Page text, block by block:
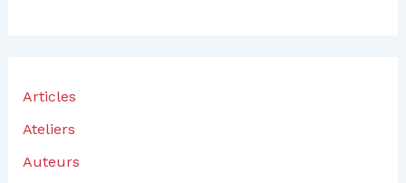
a
r
e
Articles
Ateliers
Auteurs